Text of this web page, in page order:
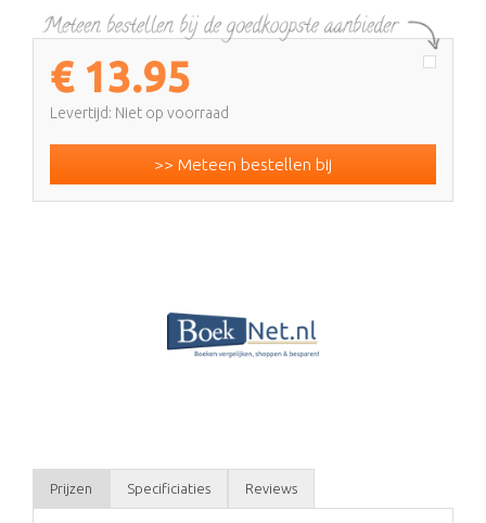
€ 13.95
Levertijd: Niet op voorraad
>> Meteen bestellen bij
Prijzen Specificiaties Reviews